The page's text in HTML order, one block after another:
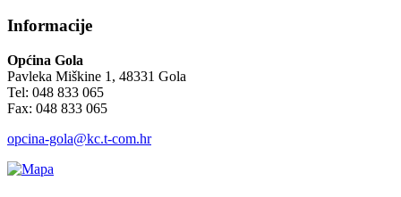
Informacije
Općina Gola
Pavleka Miškine 1, 48331 Gola
Tel: 048 833 065
Fax: 048 833 065
opcina-gola@kc.t-com.hr